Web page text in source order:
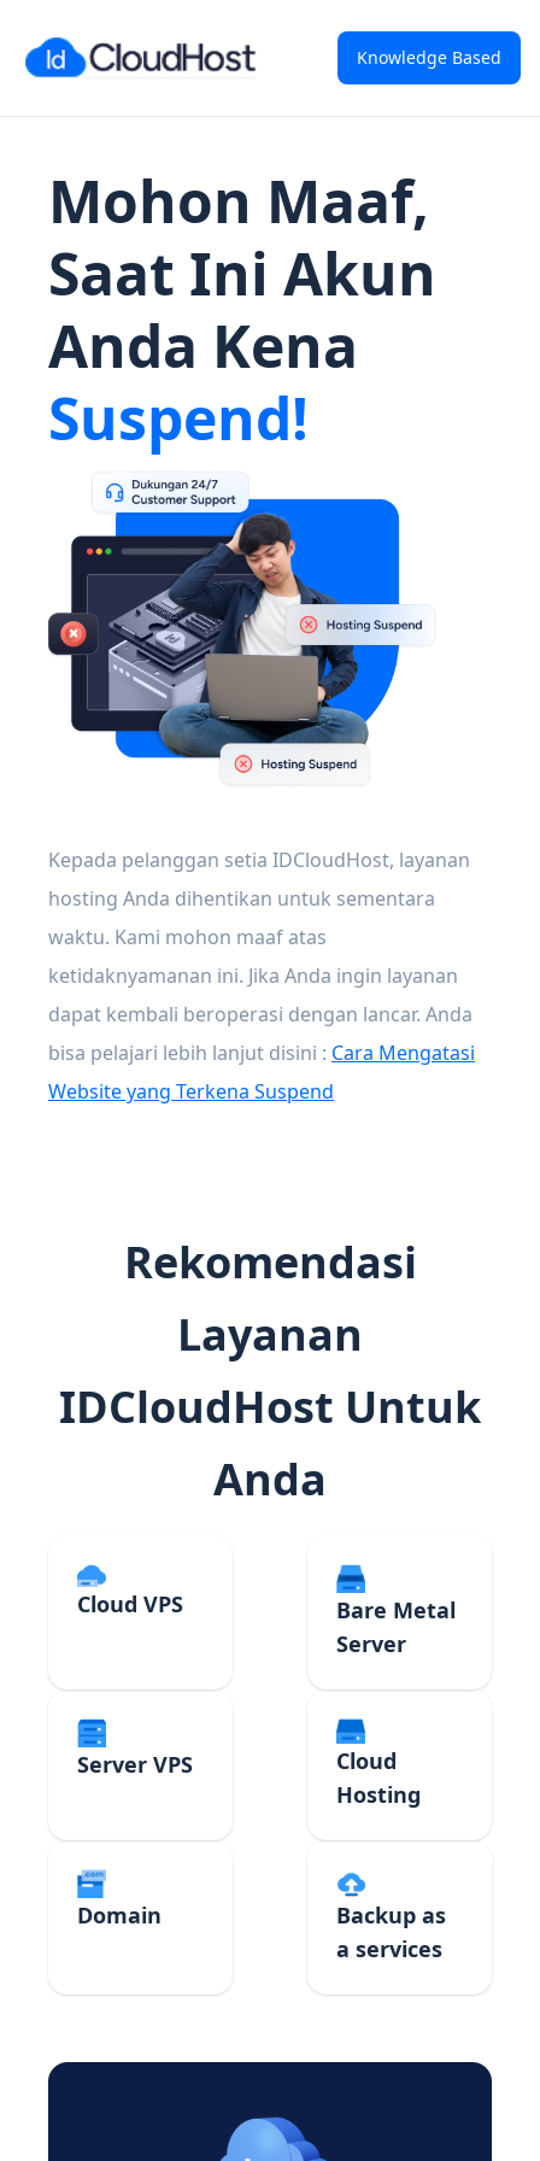
Knowledge Based
Mohon Maaf,
Saat Ini Akun
Anda Kena
Suspend!
Kepada pelanggan setia IDCloudHost, layanan
hosting Anda dihentikan untuk sementara
waktu. Kami mohon maaf atas
ketidaknyamanan ini. Jika Anda ingin layanan
dapat kembali beroperasi dengan lancar. Anda
bisa pelajari lebih lanjut disini : Cara Mengatasi
Website yang Terkena Suspend
Rekomendasi
Layanan
IDCloudHost Untuk
Anda
Cloud VPS
Bare Metal
Server
Server VPS
Cloud
Hosting
Domain
Backup as
a services